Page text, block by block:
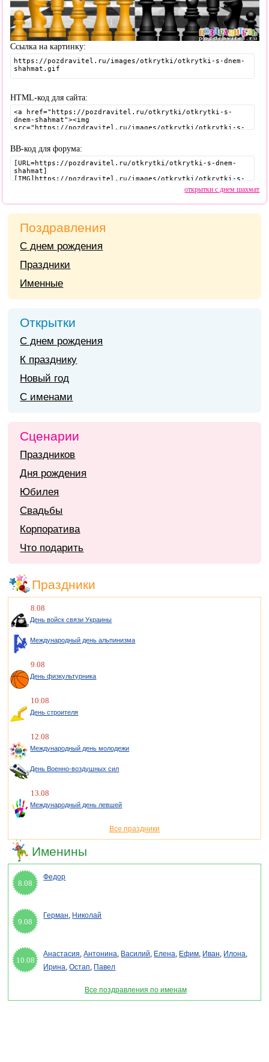
Ссылка на картинку:
HTML-код для сайта:
BB-код для форума:
открытки с днем шахмат
Поздравления
С днем рождения
Праздники
Именные
Открытки
С днем рождения
К празднику
Новый год
С именами
Сценарии
Праздников
Дня рождения
Юбилея
Свадьбы
Корпоратива
Что подарить
Праздники
8.08
День войск связи Украины
Международный день альпинизма
9.08
День физкультурника
10.08
День строителя
12.08
Международный день молодежи
День Военно-воздушных сил
13.08
Международный день левшей
Все праздники
Именины
8.08
Федор
9.08
Герман, Николай
10.08
Анастасия,Антонина, Василий, Елена, Ефим, Иван, Илона,
Ирина,Остап, Павел
Все поздравления по именам